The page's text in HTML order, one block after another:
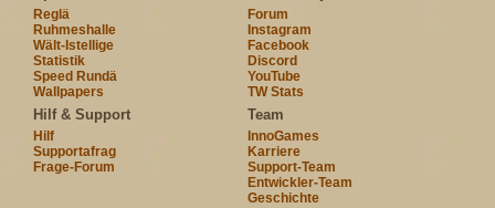
Reglä
Ruhmeshalle
Wält-Istellige
Statistik
Speed Rundä
Wallpapers
Forum
Instagram
Facebook
Discord
YouTube
TW Stats
Hilf & Support
Hilf
Supportafrag
Frage-Forum
Team
InnoGames
Karriere
Support-Team
Entwickler-Team
Geschichte